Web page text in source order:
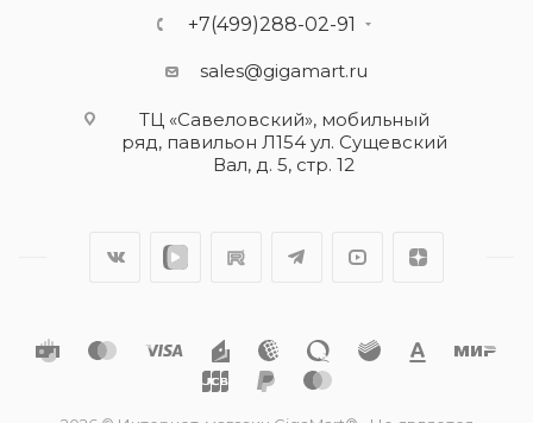
+7(499)288-02-91
sales@gigamart.ru
ТЦ «Савеловский», мобильный
ряд, павильон Л154 ул. Сущевский
Вал, д. 5, стр. 12